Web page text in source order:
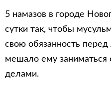
5 намазов в городе
сутки так, чтобы
свою обязанность
мешало ему
делами.